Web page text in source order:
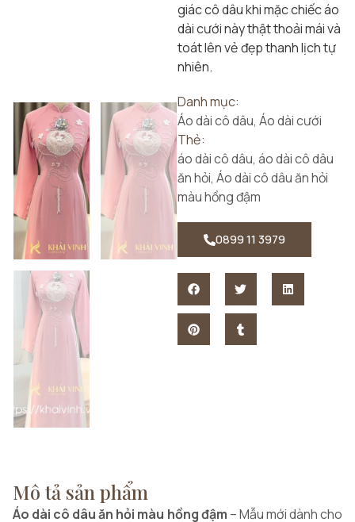
giác cô dâu khi mặc chiếc áo
dài cưới này thật thoải mái và
toát lên vẻ đẹp thanh lịch tự
nhiên.
Danh mục:
Áo dài cô dâu, Áo dài cưới
Thẻ:
áo dài cô dâu, áo dài cô dâu
ăn hỏi, Áo dài cô dâu ăn hỏi
màu hồng đậm
0899 11 3979
Mô tả sản phẩm
Áo dài cô dâu ăn hỏi màu hồng đậm – Mẫu mới dành cho